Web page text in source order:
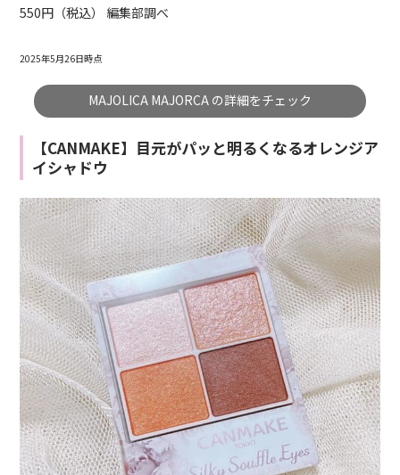
550円（税込） 編集部調べ
2025年5月26日時点
MAJOLICA MAJORCA の詳細をチェック
【CANMAKE】目元がパッと明るくなるオレンジア
イシャドウ